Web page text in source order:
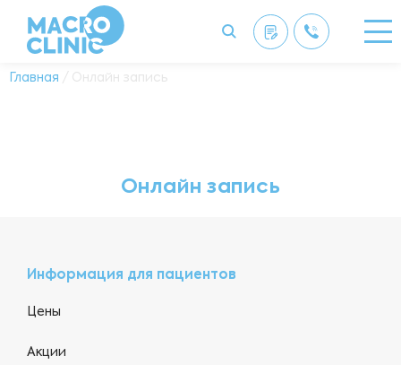
Главная / Онлайн запись
Онлайн запись
Информация для пациентов
Цены
Акции